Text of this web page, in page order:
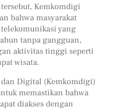
Kemkomdigi
bahwa masyarakat
yang
tanpa gangguan,
aktivitas tinggi seperti
wisata.
Digital (Kemkomdigi)
memastikan bahwa
diakses dengan